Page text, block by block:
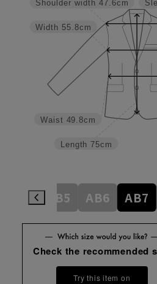
Length 75cm
Waist 49.8cm
Width 55.8cm
Shoulder width 47.6cm
AB5 AB6 AB7
Check the recommended
Try this item on